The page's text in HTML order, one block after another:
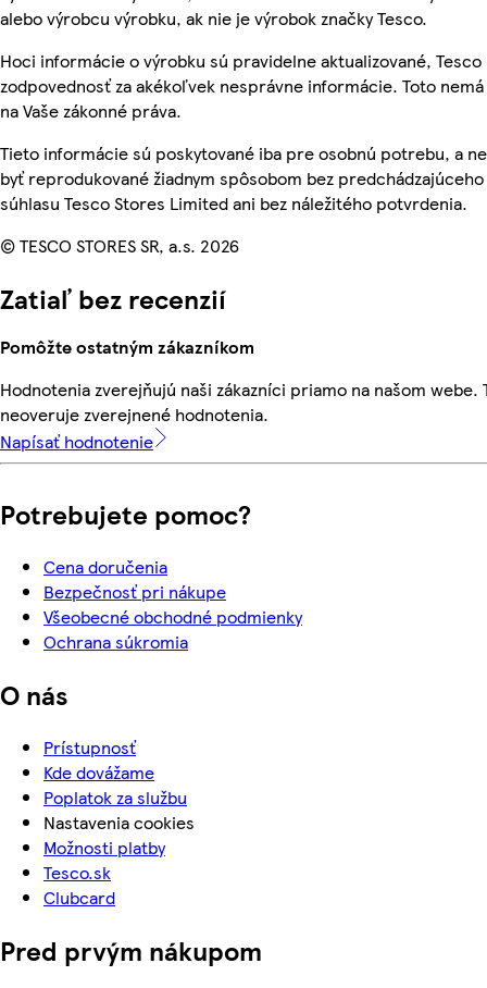
alebo výrobcu výrobku, ak nie je výrobok značky Tesco.
Hoci informácie o výrobku sú pravidelne aktualizované, Tesco
zodpovednosť za akékoľvek nesprávne informácie. Toto
na Vaše zákonné práva.
Tieto informácie sú poskytované iba pre osobnú potrebu, a
byť reprodukované žiadnym spôsobom bez predchádzajúceho
súhlasu Tesco Stores Limited ani bez náležitého potvrdenia.
© TESCO STORES SR, a.s. 2026
Zatiaľ bez recenzií
Pomôžte ostatným zákazníkom
Hodnotenia zverejňujú naši zákazníci priamo na našom webe.
neoveruje zverejnené hodnotenia.
Napísať hodnotenie
Potrebujete pomoc?
Cena doručenia
Bezpečnosť pri nákupe
Všeobecné obchodné podmienky
Ochrana súkromia
O nás
Prístupnosť
Kde dovážame
Poplatok za službu
Nastavenia cookies
Možnosti platby
Tesco.sk
Clubcard
Pred prvým nákupom